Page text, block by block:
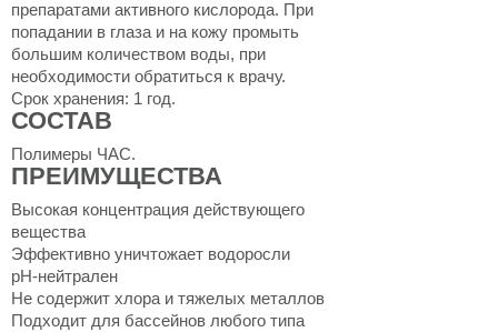
препаратами активного кислорода. При
попадании в глаза и на кожу промыть
большим количеством воды, при
необходимости обратиться к врачу.
Срок хранения: 1 год.
СОСТАВ
Полимеры ЧАС.
ПРЕИМУЩЕСТВА
Высокая концентрация действующего
вещества
Эффективно уничтожает водоросли
pH-нейтрален
Не содержит хлора и тяжелых металлов
Подходит для бассейнов любого типа